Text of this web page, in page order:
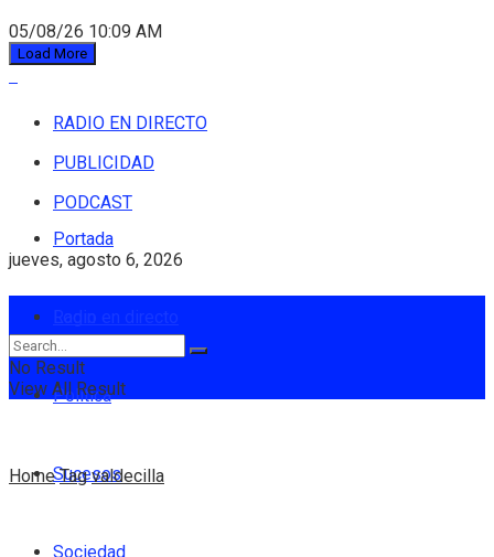
05/08/26 10:09 AM
Load More
RADIO EN DIRECTO
PUBLICIDAD
PODCAST
jueves, agosto 6, 2026
Portada
Política
Sucesos
Sociedad
No Result
View All Result
Home Tag valdecilla